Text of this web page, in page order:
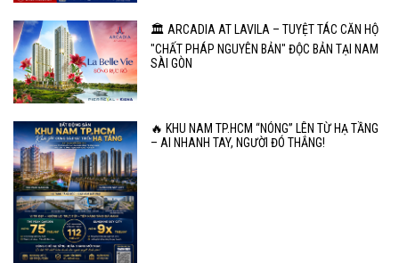
🏛️ ARCADIA AT LAVILA – TUYỆT TÁC CĂN HỘ
"CHẤT PHÁP NGUYÊN BẢN" ĐỘC BẢN TẠI NAM
SÀI GÒN
🔥 KHU NAM TP.HCM “NÓNG” LÊN TỪ HẠ TẦNG
– AI NHANH TAY, NGƯỜI ĐÓ THẮNG!